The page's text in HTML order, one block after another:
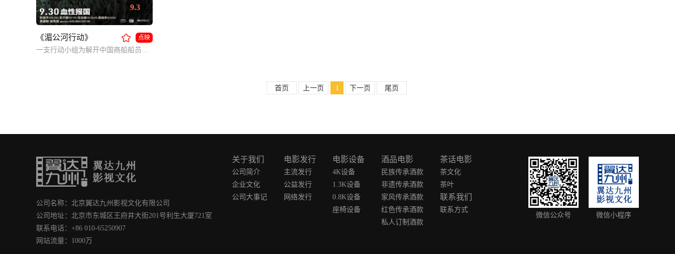
9.3
《湄公河行动》
一支行动小组为解开中国商船船员遇难所隐藏的阴谋，企图揪出运毒案件幕后黑手。
点映
首页 上一页 1 下一页 尾页
公司名称：北京翼达九州影视文化有限公司
公司地址：北京市东城区王府井大街201号利生大厦721室
联系电话：+86 010-65250907
网站流量：1000万
关于我们
公司简介
企业文化
公司大事记
电影发行
主流发行
公益发行
网络发行
电影设备
4K设备
1.3K设备
0.8K设备
座椅设备
酒品电影
民族传承酒款
非遗传承酒款
家风传承酒款
红色传承酒款
私人订制酒款
茶话电影
茶文化
茶叶
联系我们
联系方式
微信公众号 微信小程序